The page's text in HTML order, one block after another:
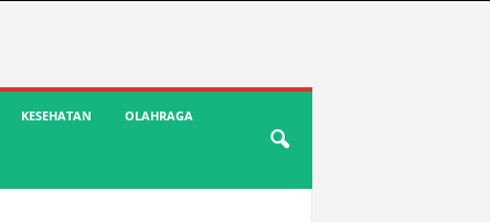
KESEHATAN OLAHRAGA